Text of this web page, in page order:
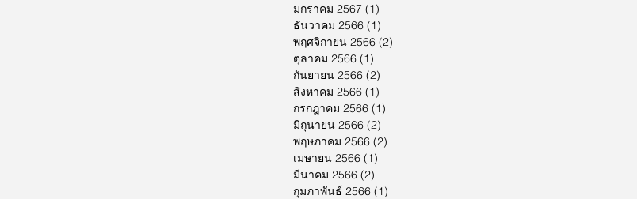
มกราคม 2567 (1)
ธันวาคม 2566 (1)
พฤศจิกายน 2566 (2)
ตุลาคม 2566 (1)
กันยายน 2566 (2)
สิงหาคม 2566 (1)
กรกฎาคม 2566 (1)
มิถุนายน 2566 (2)
พฤษภาคม 2566 (2)
เมษายน 2566 (1)
มีนาคม 2566 (2)
กุมภาพันธ์ 2566 (1)